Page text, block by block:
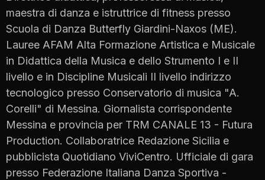
maestra di danza e istruttrice di fitness presso
Scuola di Danza Butterfly Giardini-Naxos (ME).
Lauree AFAM Alta Formazione Artistica e Musicale
in Didattica della Musica e dello Strumento I e II
livello e in Discipline Musicali II livello indirizzo
tecnologico presso Conservatorio di musica "A.
Corelli" di Messina. Giornalista corrispondente
Messina e provincia per TRM CANALE 13 - Futura
Production. Collaboratrice Redazione Sicilia e
pubblicista Quotidiano ViviCentro. Ufficiale di gara
presso Federazione Italiana Danza Sportiva -